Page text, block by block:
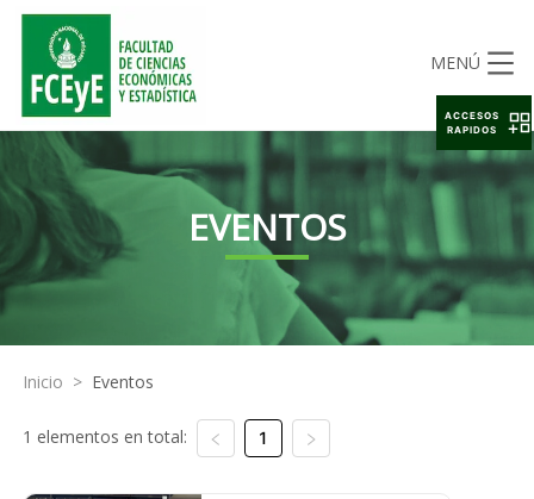
MENÚ
EVENTOS
Inicio > Eventos
1 elementos en total: 1
ACCESOS
RAPIDOS